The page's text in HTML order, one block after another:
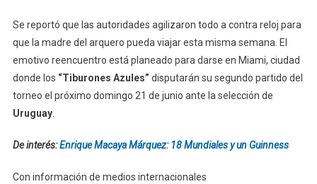
Se reportó que las autoridades agilizaron todo a contra reloj para
que la madre del arquero pueda viajar esta misma semana. El
emotivo reencuentro está planeado para darse en Miami, ciudad
donde los “Tiburones Azules” disputarán su segundo partido del
torneo el próximo domingo 21 de junio ante la selección de
Uruguay.
De interés:Enrique Macaya Márquez: 18 Mundiales y un Guinness
Con información de medios internacionales